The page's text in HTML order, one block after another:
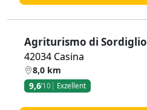
Agriturismo di Sordiglio
42034 Casina
8,0 km
9,6/10 Exzellent